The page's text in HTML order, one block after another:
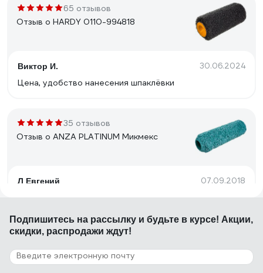
65 отзывов
Отзыв о HARDY 0110-994818
Виктор И. 30.06.2024
Цена, удобство нанесения шпаклёвки
35 отзывов
Отзыв о ANZA PLATINUM Микмекс
Л Евгений 07.09.2018
Качество!
90 отзывов
Отзыв о HARDY 0111-994825
Подпишитесь на рассылку и будьте в курсе! Акции,
скидки, распродажи ждут!